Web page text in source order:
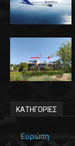
ΚΑΤΗΓΟΡΙΕΣ
Ευρώπη